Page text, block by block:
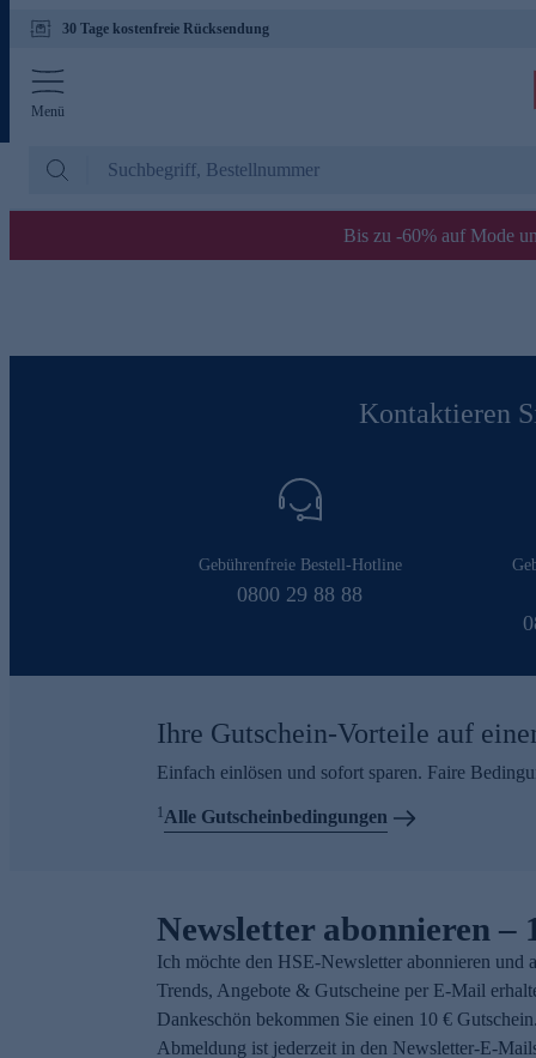
30 Tage kostenfreie Rücksendung
Menü
Bis zu -60% auf Mode
Kontaktieren
Gebührenfreie Bestell-Hotline
0800 29 88 88
Ihre Gutschein-Vorteile auf
Einfach einlösen und sofort sparen. Faire
1Alle Gutscheinbedingungen
Newsletter abonnieren –
Ich möchte den HSE-Newsletter abonnieren und
Trends, Angebote & Gutscheine per E-Mail
Dankeschön bekommen Sie einen 10 €
Abmeldung ist jederzeit in den Newsletter-E-